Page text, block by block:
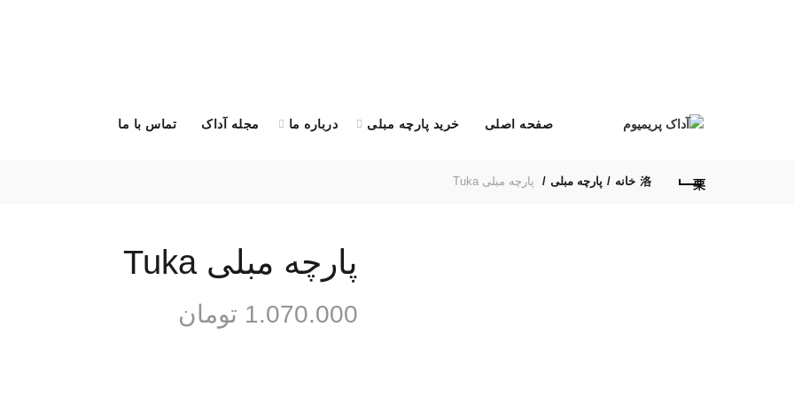
صفحه اصلی خرید پارچه مبلی درباره ما مجله آداک تماس با ما
خانه پارچه مبلی پارچه مبلی Tuka
پارچه مبلی Tuka
1.070.000 تومان